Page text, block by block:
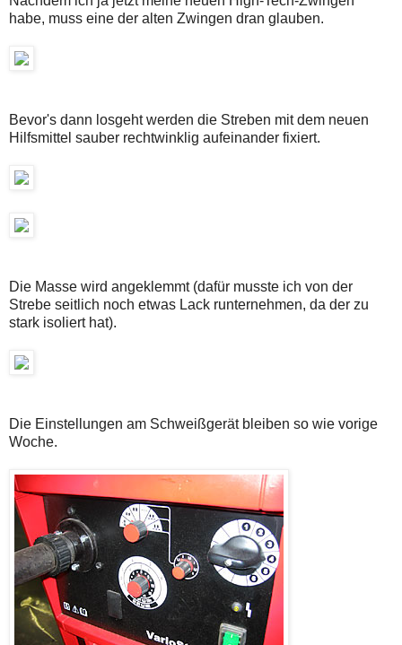
habe, muss eine der alten Zwingen dran glauben.
Bevor's dann losgeht werden die Streben mit dem neuen
Hilfsmittel sauber rechtwinklig aufeinander fixiert.
Die Masse wird angeklemmt (dafür musste ich von der
Strebe seitlich noch etwas Lack runternehmen, da der zu
stark isoliert hat).
Die Einstellungen am Schweißgerät bleiben so wie vorige
Woche.